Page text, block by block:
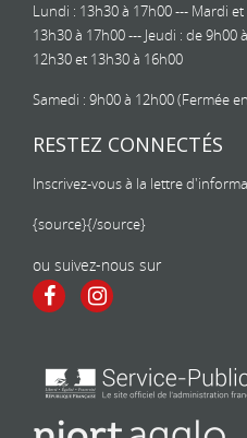
Lundi : 13h30 à 17h00 --- Mardi
13h30 à 17h00 --- Jeudi : de 9h00
12h30 et 13h30 à 16h00
Samedi : 9h00 à 12h00 (Fermée
RESTEZ CONNECTÉS
Inscrivez-vous à la lettre
{source}{/source}
ou suivez-nous sur